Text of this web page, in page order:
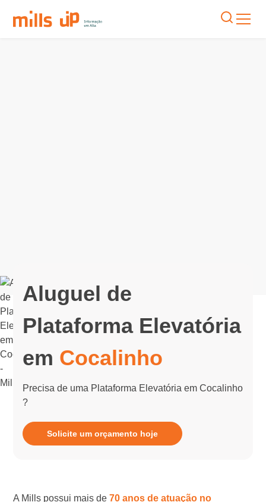
Aluguel de
Plataforma Elevatória
em Cocalinho
Precisa de uma Plataforma Elevatória em Cocalinho
?
Solicite um orçamento hoje
A Mills possui mais de70 anos de atuação no